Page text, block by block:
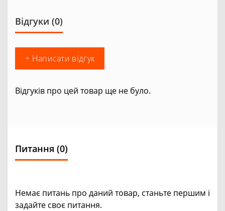
Відгуки (0)
+ Написати відгук
Відгуків про цей товар ще не було.
Питання (0)
Немає питань про даний товар, станьте першим і
задайте своє питання.